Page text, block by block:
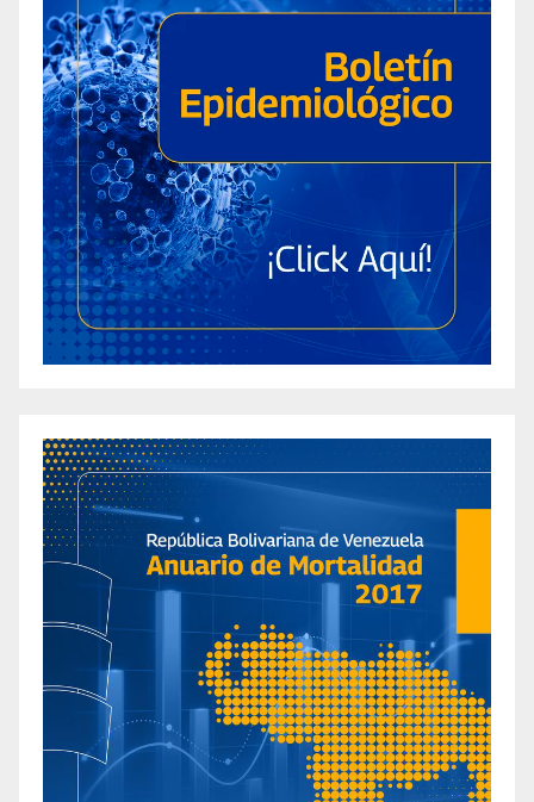
Are They Legit? Uncovering the Best Keto
Gummies to Lose Weight
Ariana Grande 2024 Weight Loss Revelation: 5
Key Strategies Uncovered
Atomic Keto ACV Gummies Review – Is It The
Right Supplement For You?
Atomic Keto Gummies Reviewed: Discover the
Real Supplement Facts for this Popular Product
Aubrey O’Day: Embracing Change And Body
Positivity Amid Weight Gain
Audi Crooks Weight Loss: A Journey Towards
Health and Fitness
B-Extra Reviews: Safe Diet Pills or Fake B+
Weight Loss Management Capsules?
BalancedSlim Keto Review – Are These
Ingredients Safe To Try?
Bari Drops Review: Is It Really Effective for
Weight Loss?
Battle at the Boat 82: Federal Way heavyweight
Thompson looks to stay unbeaten | Fight Night
to the Playboy Mansion
Belly Blast Keto Gummies Review – Scam or
Actually Legit Keto ACV Gummy?